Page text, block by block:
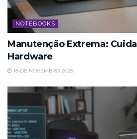
NOTEBOOKS
Manutenção Extrema:
Hardware
18 DE NOVEMBRO 2025